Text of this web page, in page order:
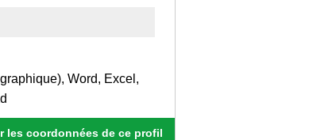
Word, Excel,
les coordonnées de ce profil